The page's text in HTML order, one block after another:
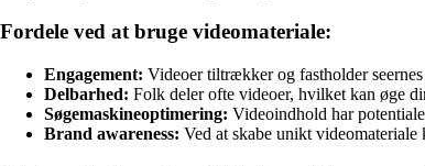
Fordele ved at bruge videomateriale:
Engagement: Videoer tiltrækker og fastholder
Delbarhed: Folk deler ofte videoer, hvilket kan øge
Søgemaskineoptimering: Videoindhold har
Brand awareness: Ved at skabe unikt